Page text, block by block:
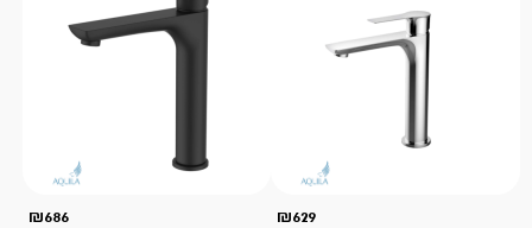
₪629
₪686